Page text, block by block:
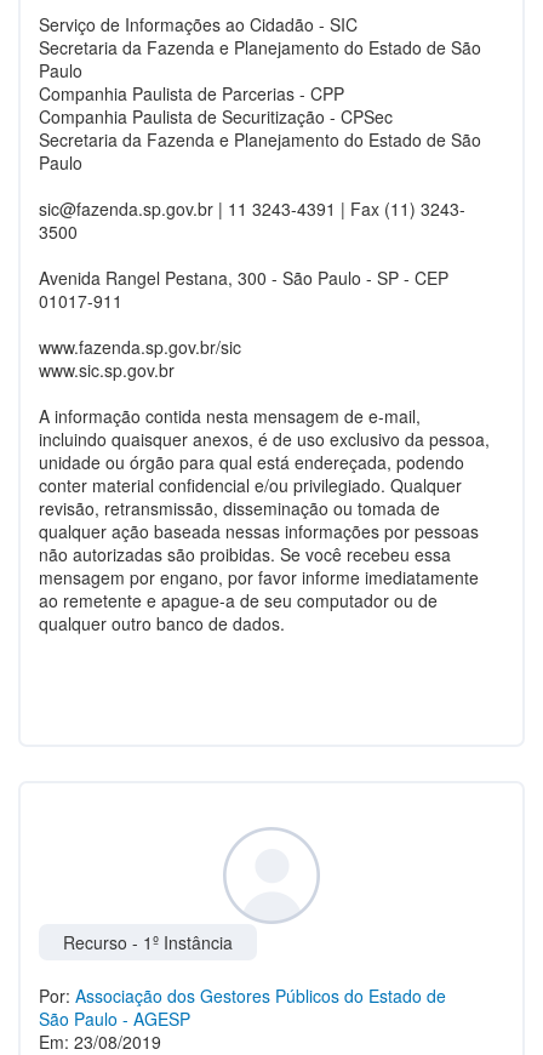
Serviço de Informações ao Cidadão - SIC
Secretaria da Fazenda e Planejamento do Estado de São
Paulo
Companhia Paulista de Parcerias - CPP
Companhia Paulista de Securitização - CPSec
Secretaria da Fazenda e Planejamento do Estado de São
Paulo
sic@fazenda.sp.gov.br | 11 3243-4391 | Fax (11) 3243-
3500
Avenida Rangel Pestana, 300 - São Paulo - SP - CEP
01017-911
www.fazenda.sp.gov.br/sic
www.sic.sp.gov.br
A informação contida nesta mensagem de e-mail,
incluindo quaisquer anexos, é de uso exclusivo da pessoa,
unidade ou órgão para qual está endereçada, podendo
conter material confidencial e/ou privilegiado. Qualquer
revisão, retransmissão, disseminação ou tomada de
qualquer ação baseada nessas informações por pessoas
não autorizadas são proibidas. Se você recebeu essa
mensagem por engano, por favor informe imediatamente
ao remetente e apague-a de seu computador ou de
qualquer outro banco de dados.
Recurso - 1º Instância
Por: Associação dos Gestores Públicos do Estado de
São Paulo - AGESP
Em: 23/08/2019